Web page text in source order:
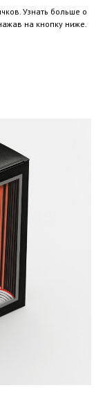
Узнать больше о
на кнопку ниже.